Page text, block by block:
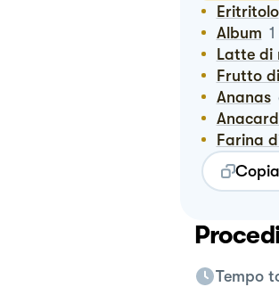
Eritritolo
Album 1
Latte
Frutto
Ananas
Farina
Tempo